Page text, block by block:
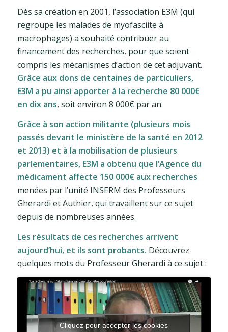
Dès sa création en 2001, l’association E3M (qui
regroupe les malades de myofasciite à
macrophages) a souhaité contribuer au
financement des recherches, pour que soient
compris les mécanismes d’action de cet adjuvant.
Grâce aux dons de centaines de particuliers,
E3M a pu ainsi apporter à la recherche 80 000€
en dix ans, soit environ 8 000€ par an.
Grâce à son action militante (plusieurs mois
passés devant le ministère de la santé en 2012
et 2013) et à la mobilisation de plusieurs
parlementaires, E3M a obtenu que l’Agence du
médicament affecte 150 000€ aux recherches
menées par l’unité INSERM des Professeurs
Gherardi et Authier, qui travaillent sur ce sujet
depuis de nombreuses années.
Les résultats de ces recherches arrivent
aujourd’hui, et ils sont probants. Découvrez
quelques mots du Professeur Gherardi à ce sujet :
Cliquez pour accepter les cookies